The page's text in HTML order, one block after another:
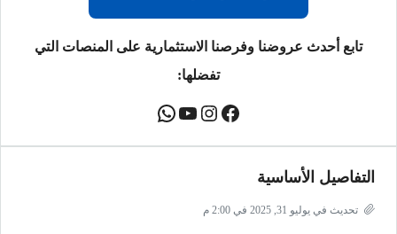
تابع أحدث عروضنا وفرصنا الاستثمارية على المنصات التي
تفضلها:
التفاصيل الأساسية
تحديث في يوليو 31, 2025 في 2:00 م